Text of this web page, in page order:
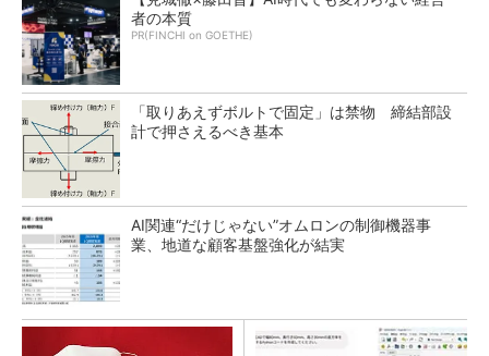
者の本質
PR(FINCHI on GOETHE)
「取りあえずボルトで固定」は禁物 締結部設
計で押さえるべき基本
AI関連“だけじゃない”オムロンの制御機器事
業、地道な顧客基盤強化が結実